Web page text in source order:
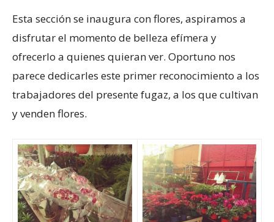
Esta sección se inaugura con flores, aspiramos a
disfrutar el momento de belleza efímera y
ofrecerlo a quienes quieran ver. Oportuno nos
parece dedicarles este primer reconocimiento a los
trabajadores del presente fugaz, a los que cultivan
y venden flores.